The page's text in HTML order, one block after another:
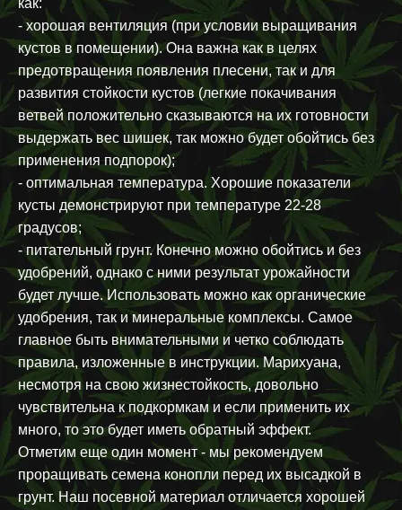
- хорошая вентиляция (при условии выращивания
кустов в помещении). Она важна как в целях
предотвращения появления плесени, так и для
развития стойкости кустов (легкие покачивания
ветвей положительно сказываются на их готовности
выдержать вес шишек, так можно будет обойтись без
применения подпорок);
- оптимальная температура. Хорошие показатели
кусты демонстрируют при температуре 22-28
градусов;
- питательный грунт. Конечно можно обойтись и без
удобрений, однако с ними результат урожайности
будет лучше. Использовать можно как органические
удобрения, так и минеральные комплексы. Самое
главное быть внимательными и четко соблюдать
правила, изложенные в инструкции. Марихуана,
несмотря на свою жизнестойкость, довольно
чувствительна к подкормкам и если применить их
много, то это будет иметь обратный эффект.
Отметим еще один момент - мы рекомендуем
проращивать семена конопли перед их высадкой в
грунт. Наш посевной материал отличается хорошей